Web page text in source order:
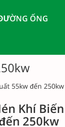
ỐNG
55kw đến 250kw
Khí
250kw